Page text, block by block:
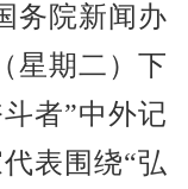
务院新闻办
星期二）下
者”中外记
表围绕“弘